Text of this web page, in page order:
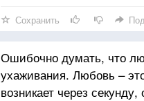
Радоваться такой, какова
Если и ты с такими же
Шагни мне навстречу!
Сохранить
Ошибочно думать, что
ухаживания. Любовь –
возникает через